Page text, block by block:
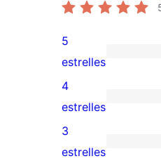
2
valoracions
de
5
estrelles
5
estrelles
0
valoracions
de
4
estrelles
0
3
estrelles